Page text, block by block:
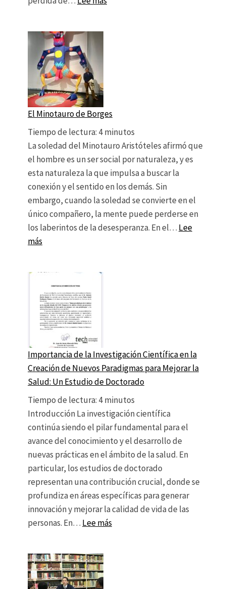
El Minotauro de Borges
Tiempo de lectura: 4minutos
La soledad del Minotauro Aristóteles afirmó que
el hombre es un ser social por naturaleza, y es
esta naturaleza la que impulsa a buscar la
conexión y el sentido en los demás. Sin
embargo, cuando la soledad se convierte en el
único compañero, la mente puede perderse en
los laberintos de la desesperanza. En el… Lee
más: El Minotauro de Borges
Importancia de la Investigación Científica en la
Creación de Nuevos Paradigmas para Mejorar la
Salud: Un Estudio de Doctorado
Tiempo de lectura: 4minutos
Introducción La investigación científica
continúa siendo el pilar fundamental para el
avance del conocimiento y el desarrollo de
nuevas prácticas en el ámbito de la salud. En
particular, los estudios de doctorado
representan una contribución crucial, donde se
profundiza en áreas específicas para generar
innovación y mejorar la calidad de vida de las
personas. En… Lee más: Importancia de la